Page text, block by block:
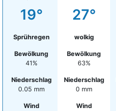
19°
Sprühregen
Bewölkung
41%
Niederschlag
0.05 mm
Wind
27°
wolkig
Bewölkung
63%
Niederschlag
0 mm
Wind